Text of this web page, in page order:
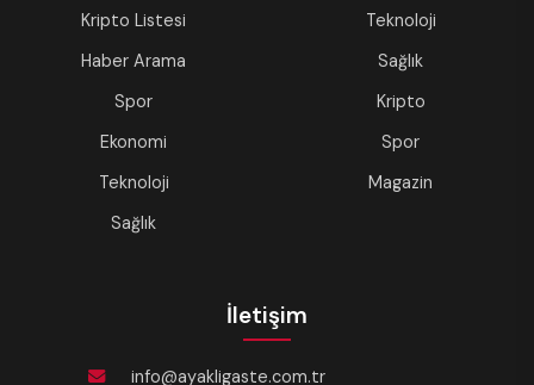
Kripto Listesi
Haber Arama
Spor
Ekonomi
Teknoloji
Sağlık
Teknoloji
Sağlık
Kripto
Spor
Magazin
İletişim
info@ayakligaste.com.tr